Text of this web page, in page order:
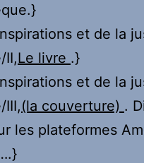
et de la
II,Le livre .}
et de la
III,(la couverture) .
les plateformes